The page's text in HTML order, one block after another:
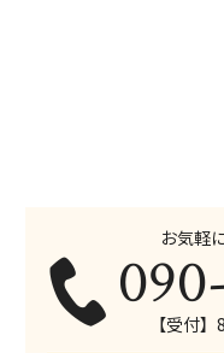
お気軽
【受付